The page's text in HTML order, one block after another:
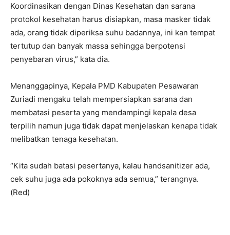
Koordinasikan dengan Dinas Kesehatan dan sarana
protokol kesehatan harus disiapkan, masa masker tidak
ada, orang tidak diperiksa suhu badannya, ini kan tempat
tertutup dan banyak massa sehingga berpotensi
penyebaran virus,” kata dia.
Menanggapinya, Kepala PMD Kabupaten Pesawaran
Zuriadi mengaku telah mempersiapkan sarana dan
membatasi peserta yang mendampingi kepala desa
terpilih namun juga tidak dapat menjelaskan kenapa tidak
melibatkan tenaga kesehatan.
“Kita sudah batasi pesertanya, kalau handsanitizer ada,
cek suhu juga ada pokoknya ada semua,” terangnya.
(Red)